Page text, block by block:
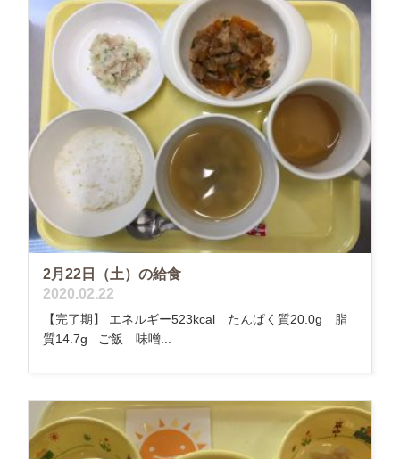
2月22日（土）の給食
2020.02.22
【完了期】 エネルギー523kcal たんぱく質20.0g 脂
質14.7g ご飯 味噌...